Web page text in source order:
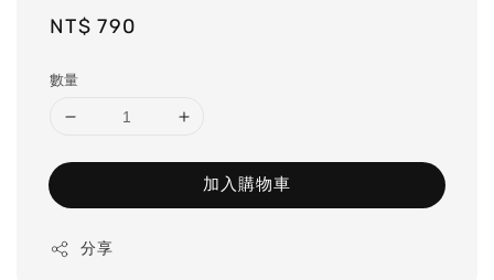
Regular
NT$ 790
數量
加入購物車
分享